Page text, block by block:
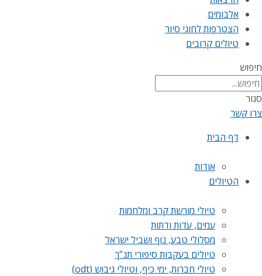
אלבומים
הצטרפות לחוגי סיור
טיולים קרובים
חיפוש
סגור
צרו קשר
דף הבית
אודות
הטיולים
טיולי מורשת קרב ומלחמות
עמים, עדות ודתות
מסלולי טבע, נוף ושביל ישראל
טיולים בעקבות סיפורי תנ”ך
טיולי חברות, ימי כיף, וטיולי גיבוש (odt)